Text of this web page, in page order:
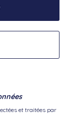
et traitées par